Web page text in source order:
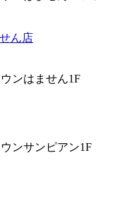
ンはません1F
ンサンピアン1F